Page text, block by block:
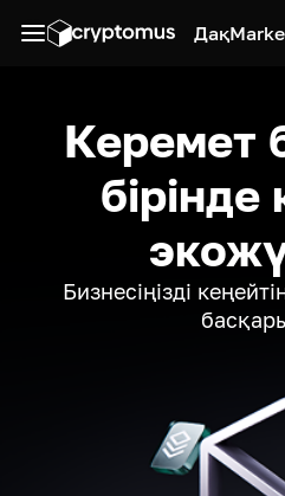
Дақ
Керемет
бірінде
Бизнесіңізді